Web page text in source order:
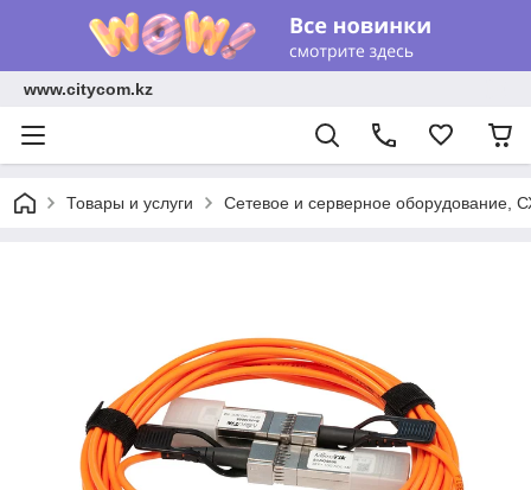
www.citycom.kz
Товары и услуги Сетевое и серверное оборудование,